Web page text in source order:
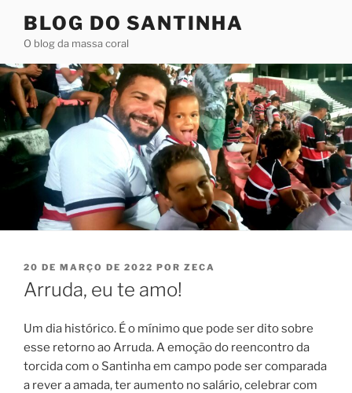
conteúdo
BLOG DO SANTINHA
O blog da massa coral
PUBLICADO
EM
20 DE MARÇO DE 2022 POR ZECA
Arruda, eu te amo!
Um dia histórico. É o mínimo que pode ser dito sobre
esse retorno ao Arruda. A emoção do reencontro da
torcida com o Santinha em campo pode ser comparada
a rever a amada, ter aumento no salário, celebrar com